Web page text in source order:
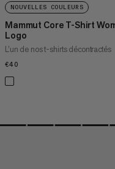
NOUVELLES COULEURS
Mammut Core T-Shirt
Logo
L’un de nos t-shirts décontractés
€40